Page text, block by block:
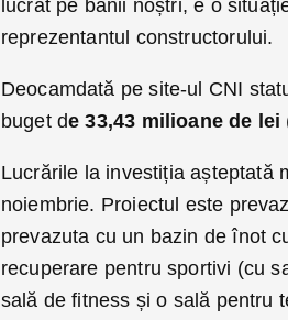
lucrat pe banii noștri, e o
reprezentantul constructorului.
Deocamdată pe site-ul CNI
buget de 33,43 milioane de lei
Lucrările la investiția așteptată
noiembrie. Proiectul este
prevazuta cu un bazin de înot
recuperare pentru sportivi (cu
sală de fitness și o sală pentru